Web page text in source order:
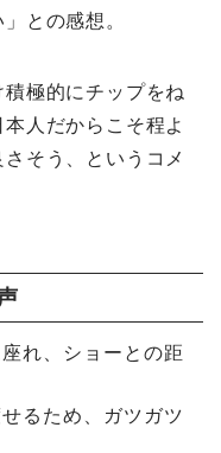
との感想。
極的にチップをね
人だからこそ程よ
そう、というコメ
れ、ショーとの距
るため、ガツガツ